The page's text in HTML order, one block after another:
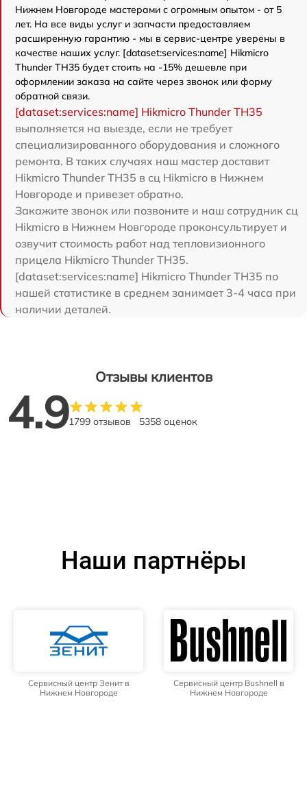
Нижнем Новгороде мастерами с огромным опытом - от 5
лет. На все виды услуг и запчасти предоставляем
расширенную гарантию - мы в сервис-центре уверены в
качестве наших услуг. [dataset:services:name] Hikmicro
Thunder TH35 будет стоить на -15% дешевле при
оформлении заказа на сайте через звонок или форму
обратной связи.
[dataset:services:name] Hikmicro Thunder TH35
выполняется на выезде, если не требует
специализированного оборудования и сложного
ремонта. В таких случаях наш мастер доставит
Hikmicro Thunder TH35 в сц Hikmicro в Нижнем
Новгороде и привезет обратно.
Закажите звонок или позвоните и наш сотрудник сц
Hikmicro в Нижнем Новгороде проконсультирует и
озвучит стоимость работ над тепловизионного
прицела Hikmicro Thunder TH35.
[dataset:services:name] Hikmicro Thunder TH35 по
нашей статистике в среднем занимает 3-4 часа при
наличии деталей.
Отзывы клиентов
4.91799 отзывов 5358 оценок
Наши партнёры
Сервисный центр Зенит в
Нижнем Новгороде
Сервисный центр Bushnell в
Нижнем Новгороде